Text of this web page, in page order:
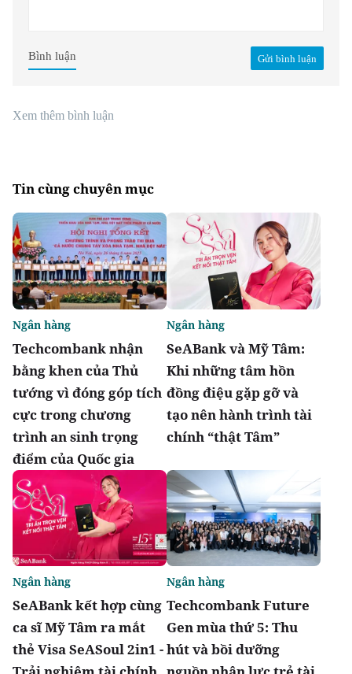
Gửi bình luận
Bình luận
Xem thêm bình luận
Tin cùng chuyên mục
Techcombank nhận
bằng khen của Thủ
tướng vì đóng góp tích
cực trong chương
trình an sinh trọng
điểm của Quốc gia
Ngân hàng
SeABank và Mỹ Tâm:
Khi những tâm hồn
đồng điệu gặp gỡ và
tạo nên hành trình tài
chính “thật Tâm”
Ngân hàng
SeABank kết hợp cùng
ca sĩ Mỹ Tâm ra mắt
thẻ Visa SeASoul 2in1 -
Ngân hàng
Techcombank Future
Gen mùa thứ 5: Thu
hút và bồi dưỡng
Ngân hàng